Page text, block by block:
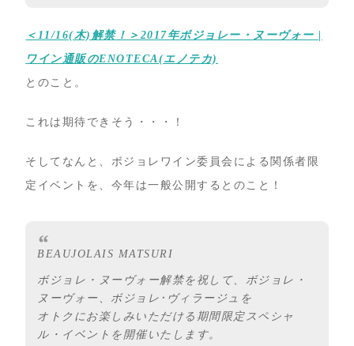
＜11/16(木)解禁！＞2017年ボジョレー・ヌーヴォー |
ワイン通販のENOTECA(エノテカ)
とのこと。
これは期待できそう・・・！
そしてなんと、ボジョレワイン委員会による関係者限
定イベントを、今年は一般公開するとのこと！
BEAUJOLAIS MATSURI
ボジョレ・ヌーヴォー解禁を祝して、ボジョレ・
ヌーヴォー、ボジョレ･ヴィラージュを
オトクにお楽しみいただける期間限定スペシャ
ル・イベントを開催いたします。